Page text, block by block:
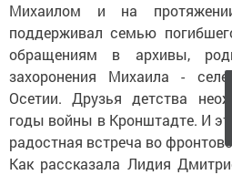
Михаилом и на
поддерживал семью
обращениям в архивы,
захоронения Михаила -
Осетии. Друзья детства
годы войны в Кронштадте. И
радостная встреча во
Как рассказала Лидия